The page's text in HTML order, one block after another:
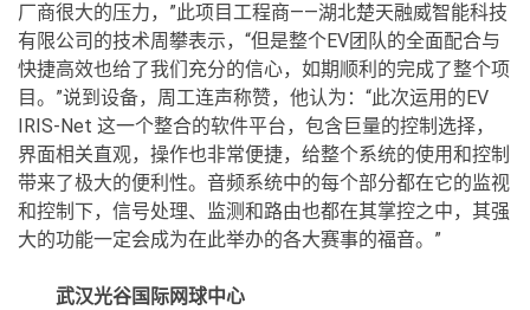
厂商很大的压力，”此项目工程商——湖北楚天融威智能科技
有限公司的技术周攀表示，“但是整个EV团队的全面配合与
快捷高效也给了我们充分的信心，如期顺利的完成了整个项
目。”说到设备，周工连声称赞，他认为：“此次运用的EV
IRIS-Net 这一个整合的软件平台，包含巨量的控制选择，
界面相关直观，操作也非常便捷，给整个系统的使用和控制
带来了极大的便利性。音频系统中的每个部分都在它的监视
和控制下，信号处理、监测和路由也都在其掌控之中，其强
大的功能一定会成为在此举办的各大赛事的福音。”
武汉光谷国际网球中心